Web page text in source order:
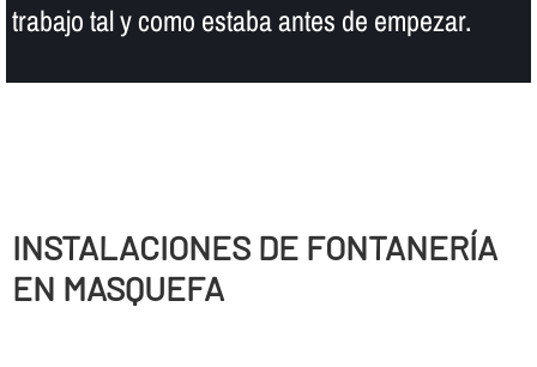
trabajo tal y como estaba antes de empezar.
INSTALACIONES DE FONTANERÍ­A
EN MASQUEFA